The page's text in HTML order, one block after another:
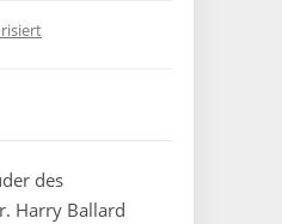
des
Harry Ballard